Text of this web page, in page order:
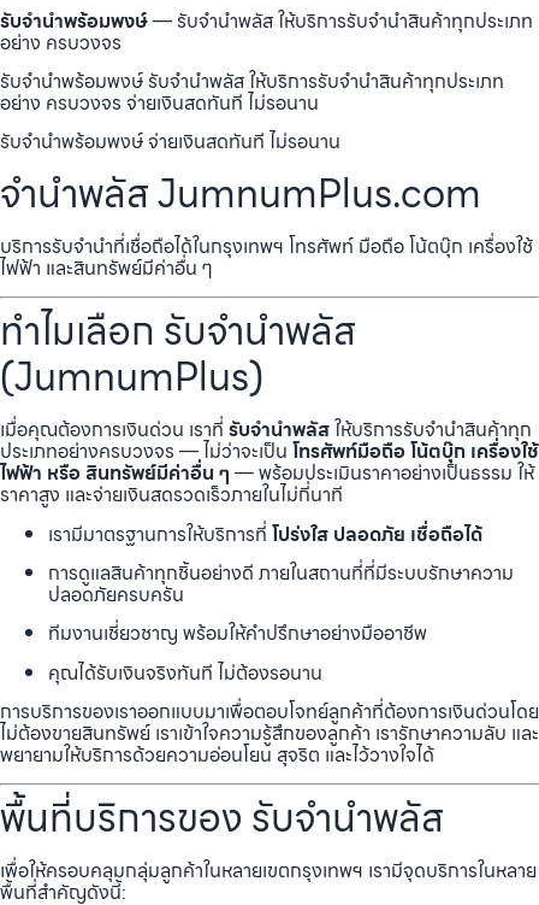
รับจำนำพร้อมพงษ์— รับจำนำพลัส ให้บริการรับจำนำสินค้าทุกประเภท
อย่าง ครบวงจร
รับจำนำพร้อมพงษ์ รับจำนำพลัส ให้บริการรับจำนำสินค้าทุกประเภท
อย่าง ครบวงจร จ่ายเงินสดทันที ไม่รอนาน
รับจำนำพร้อมพงษ์ จ่ายเงินสดทันที ไม่รอนาน
จำนำพลัส JumnumPlus.com
บริการรับจำนำที่เชื่อถือได้ในกรุงเทพฯ โทรศัพท์ มือถือ โน้ตบุ๊ก เครื่องใช้
ไฟฟ้า และสินทรัพย์มีค่าอื่น ๆ
ทำไมเลือก รับจำนำพลัส
(JumnumPlus)
เมื่อคุณต้องการเงินด่วน เราที่ รับจำนำพลัสให้บริการรับจำนำสินค้าทุก
ประเภทอย่างครบวงจร — ไม่ว่าจะเป็น โทรศัพท์มือถือ โน้ตบุ๊ก เครื่องใช้
ไฟฟ้า หรือ สินทรัพย์มีค่าอื่น ๆ — พร้อมประเมินราคาอย่างเป็นธรรม ให้
ราคาสูง และจ่ายเงินสดรวดเร็วภายในไม่กี่นาที
เรามีมาตรฐานการให้บริการที่ โปร่งใส ปลอดภัย เชื่อถือได้
การดูแลสินค้าทุกชิ้นอย่างดี ภายในสถานที่ที่มีระบบรักษาความ
ปลอดภัยครบครัน
ทีมงานเชี่ยวชาญ พร้อมให้คำปรึกษาอย่างมืออาชีพ
คุณได้รับเงินจริงทันที ไม่ต้องรอนาน
การบริการของเราออกแบบมาเพื่อตอบโจทย์ลูกค้าที่ต้องการเงินด่วนโดย
ไม่ต้องขายสินทรัพย์ เราเข้าใจความรู้สึกของลูกค้า เรารักษาความลับ และ
พยายามให้บริการด้วยความอ่อนโยน สุจริต และไว้วางใจได้
พื้นที่บริการของ รับจำนำพลัส
เพื่อให้ครอบคลุมกลุ่มลูกค้าในหลายเขตกรุงเทพฯ เรามีจุดบริการในหลาย
พื้นที่สำคัญดังนี้: